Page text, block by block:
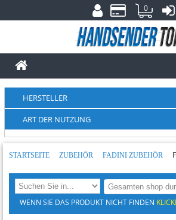
0
HERSTELLER
ART DER NUTZUNG
STARTSEITE ZUBEHÖR FADINI ZUBEHÖR
WENN SIE DAS PRODUKT NICHT FINDEN